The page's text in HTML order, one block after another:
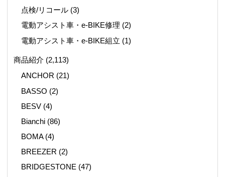
点検/リコール (3)
電動アシスト車・e-BIKE修理 (2)
電動アシスト車・e-BIKE組立 (1)
商品紹介 (2,113)
ANCHOR (21)
BASSO (2)
BESV (4)
Bianchi (86)
BOMA(4)
BREEZER (2)
BRIDGESTONE (47)